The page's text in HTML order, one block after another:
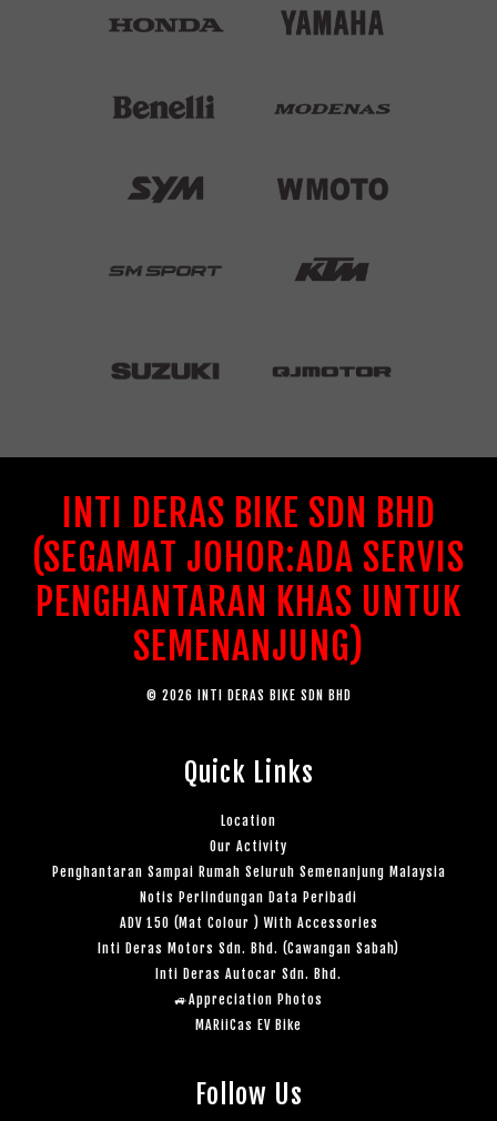
INTI DERAS BIKE SDN BHD
(SEGAMAT JOHOR:ADA SERVIS
PENGHANTARAN KHAS UNTUK
SEMENANJUNG)
© 2026 INTI DERAS BIKE SDN BHD
Quick Links
Location
Our Activity
Penghantaran Sampai Rumah Seluruh Semenanjung Malaysia
Notis Perlindungan Data Peribadi
ADV 150 (Mat Colour ) With Accessories
Inti Deras Motors Sdn. Bhd. (Cawangan Sabah)
Inti Deras Autocar Sdn. Bhd.
🚙Appreciation Photos
MARiiCas EV Bike
Follow Us